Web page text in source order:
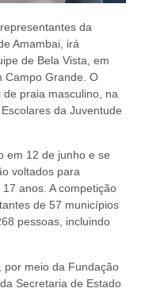
da
Amambai, irá
de Bela Vista, em
Campo Grande. O
praia masculino, na
da Juventude
em 12 de junho e se
voltados para
anos. A competição
de 57 municípios
pessoas, incluindo
por meio da Fundação
Secretaria de Estado